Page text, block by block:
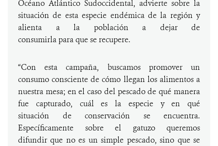
Océano Atlántico Sudoccidental, advierte sobre la
situación de esta especie endémica de la región y
alienta a la población a dejar de
consumirla para que se recupere.
“Con esta campaña, buscamos promover un
consumo consciente de cómo llegan los alimentos a
nuestra mesa; en el caso del pescado de qué manera
fue capturado, cuál es la especie y en qué
situación de conservación se encuentra.
Específicamente sobre el gatuzo queremos
difundir que no es un simple pescado, sino que se